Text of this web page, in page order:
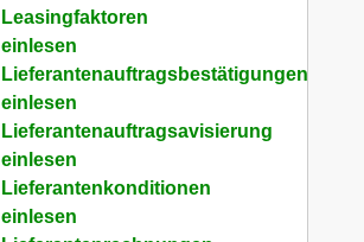
Leasingfaktoren
einlesen
Lieferantenauftragsbestätigungen
einlesen
Lieferantenauftragsavisierung
einlesen
Lieferantenkonditionen
einlesen